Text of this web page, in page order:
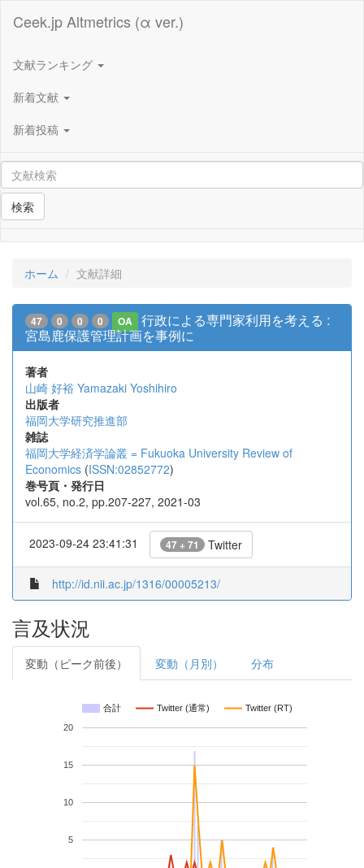
Ceek.jp Altmetrics (α ver.)
文献ランキング
新着文献
新着投稿
検索
ホーム 文献詳細
47 0 0 0 OA
行政による専門家利用を考える :
宮島鹿保護管理計画を事例に
著者
山崎 好裕 Yamazaki Yoshihiro
出版者
福岡大学研究推進部
雑誌
福岡大学経済学論叢 = Fukuoka University Review of
Economics (ISSN:02852772)
巻号頁・発行日
vol.65, no.2, pp.207-227, 2021-03
2023-09-24 23:41:31 47 + 71 Twitter
http://id.nii.ac.jp/1316/00005213/
言及状況
変動（ピーク前後） 変動（月別） 分布
合計 Twitter (通常) Twitter (RT)
5
10
15
20